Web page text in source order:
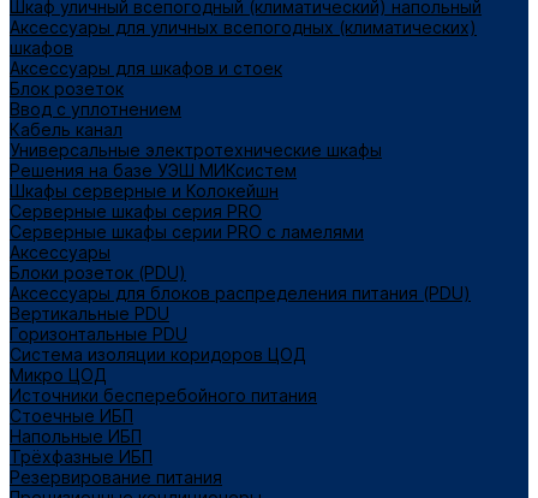
Шкаф уличный всепогодный (климатический) напольный
Аксессуары для уличных всепогодных (климатических)
шкафов
Аксессуары для шкафов и стоек
Блок розеток
Ввод с уплотнением
Кабель канал
Универсальные электротехнические шкафы
Решения на базе УЭШ МИКсистем
Шкафы серверные и Колокейшн
Серверные шкафы серия PRO
Серверные шкафы серии PRO с ламелями
Аксессуары
Блоки розеток (PDU)
Аксессуары для блоков распределения питания (PDU)
Вертикальные PDU
Горизонтальные PDU
Система изоляции коридоров ЦОД
Микро ЦОД
Источники бесперебойного питания
Стоечные ИБП
Напольные ИБП
Трёхфазные ИБП
Резервирование питания